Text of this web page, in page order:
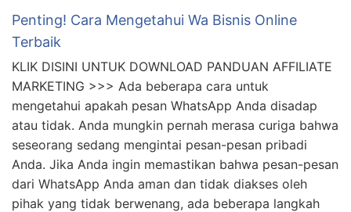
Penting! Cara Mengetahui Wa Bisnis Online
Terbaik
KLIK DISINI UNTUK DOWNLOAD PANDUAN AFFILIATE
MARKETING >>> Ada beberapa cara untuk
mengetahui apakah pesan WhatsApp Anda disadap
atau tidak. Anda mungkin pernah merasa curiga bahwa
seseorang sedang mengintai pesan-pesan pribadi
Anda. Jika Anda ingin memastikan bahwa pesan-pesan
dari WhatsApp Anda aman dan tidak diakses oleh
pihak yang tidak berwenang, ada beberapa langkah